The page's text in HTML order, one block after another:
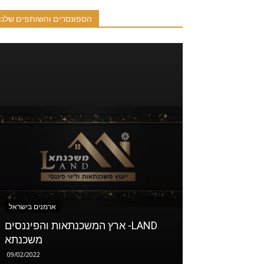
הספונסרים והשותפים שלנו
ארמנים בישראל
ארץ המשכנתאות והפיננסים -LAND
משכנתא
09/02/2022